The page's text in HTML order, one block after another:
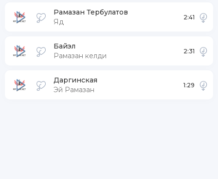
Рамазан Тербулатов
Яд
2:41
Байэл
Рамазан келди
2:31
Даргинская
Эй Рамазан
1:29